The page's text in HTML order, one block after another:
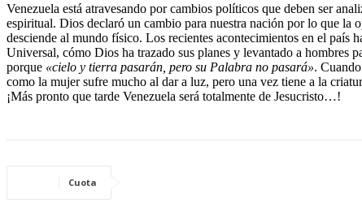
Venezuela está atravesando por cambios políticos que deben ser
espiritual. Dios declaró un cambio para nuestra nación por lo que la
desciende al mundo físico. Los recientes acontecimientos en el país
Universal, cómo Dios ha trazado sus planes y levantado a hombres
porque «cielo y tierra pasarán, pero su Palabra no pasará».
como la mujer sufre mucho al dar a luz, pero una vez tiene a la
¡Más pronto que tarde Venezuela será totalmente de Jesucristo…!
Cuota